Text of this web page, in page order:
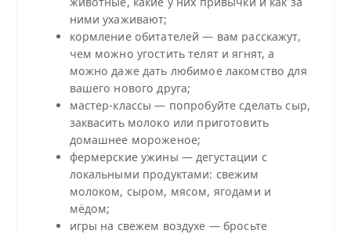
ними ухаживают;
кормление обитателей — вам расскажут,
чем можно угостить телят и ягнят, а
можно даже дать любимое лакомство для
вашего нового друга;
мастер‑классы — попробуйте сделать сыр,
заквасить молоко или приготовить
домашнее мороженое;
фермерские ужины — дегустации с
локальными продуктами: свежим
молоком, сыром, мясом, ягодами и
мёдом;
игры на свежем воздухе — бросьте